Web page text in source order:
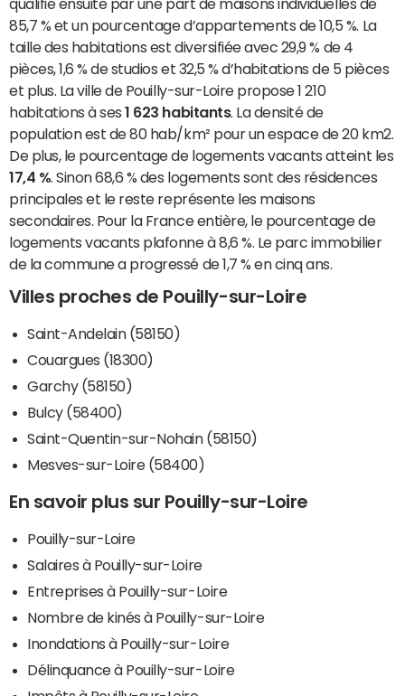
qualifie ensuite par une part de maisons individuelles de
85,7 % et un pourcentage d’appartements de 10,5 %. La
taille des habitations est diversifiée avec 29,9 % de 4
pièces, 1,6 % de studios et 32,5 % d’habitations de 5 pièces
et plus. La ville de Pouilly-sur-Loire propose 1 210
habitations à ses1 623 habitants. La densité de
population est de 80 hab/km² pour un espace de 20 km2.
De plus, le pourcentage de logements vacants atteint les
17,4 %. Sinon 68,6 % des logements sont des résidences
principales et le reste représente les maisons
secondaires. Pour la France entière, le pourcentage de
logements vacants plafonne à 8,6 %. Le parc immobilier
de la commune a progressé de 1,7 % en cinq ans.
Villes proches de Pouilly-sur-Loire
Saint-Andelain (58150)
Couargues (18300)
Garchy (58150)
Bulcy (58400)
Saint-Quentin-sur-Nohain (58150)
Mesves-sur-Loire (58400)
En savoir plus sur Pouilly-sur-Loire
Pouilly-sur-Loire
Salaires à Pouilly-sur-Loire
Entreprises à Pouilly-sur-Loire
Nombre de kinés à Pouilly-sur-Loire
Inondations à Pouilly-sur-Loire
Délinquance à Pouilly-sur-Loire